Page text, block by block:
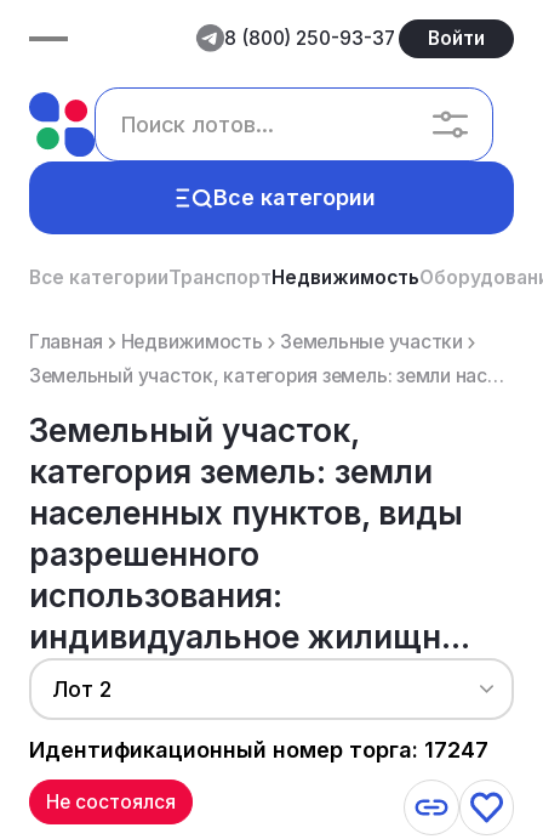
8 (800) 250-93-37 Войти
Все категории
Все категорииТранспортНедвижимость
Главная Недвижимость
Земельные участки
Земельный участок, категория земель: земли населенных пунктов, виды разрешенного использования: и...
Земельный участок,
категория земель: земли
населенных пунктов, виды
разрешенного
использования:
индивидуальное жилищн...
Лот 2
Идентификационный номер торга: 17247
Не состоялся